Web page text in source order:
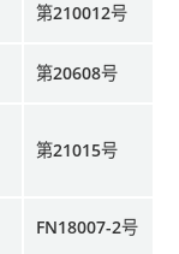
第210012号
第20608号
第21015号
FN18007-2号